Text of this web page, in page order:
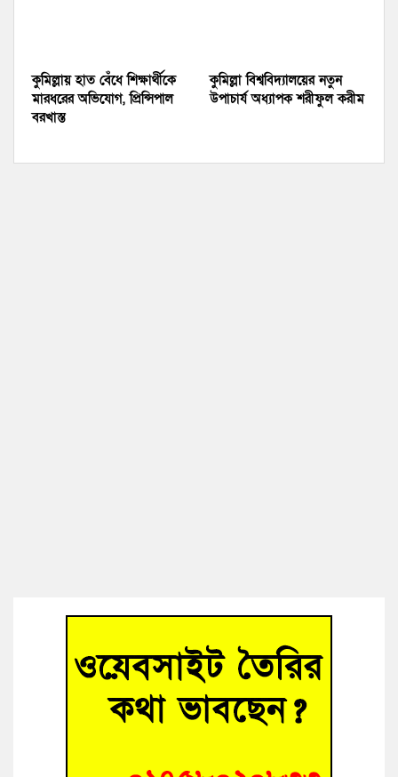
কুমিল্লায় হাত বেঁধে শিক্ষার্থীকে
মারধরের অভিযোগ, প্রিন্সিপাল
বরখাস্ত
কুমিল্লা বিশ্ববিদ্যালয়ের নতুন
উপাচার্য অধ্যাপক শরীফুল করীম